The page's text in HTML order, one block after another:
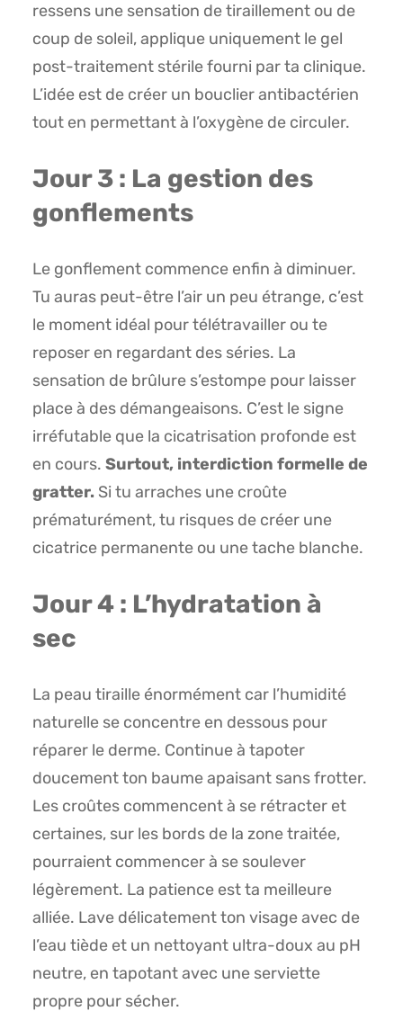
ressens une sensation de tiraillement ou de
coup de soleil, applique uniquement le gel
post-traitement stérile fourni par ta clinique.
L’idée est de créer un bouclier antibactérien
tout en permettant à l’oxygène de circuler.
Jour 3 : La gestion des
gonflements
Le gonflement commence enfin à diminuer.
Tu auras peut-être l’air un peu étrange, c’est
le moment idéal pour télétravailler ou te
reposer en regardant des séries. La
sensation de brûlure s’estompe pour laisser
place à des démangeaisons. C’est le signe
irréfutable que la cicatrisation profonde est
en cours. Surtout, interdiction formelle de
gratter. Si tu arraches une croûte
prématurément, tu risques de créer une
cicatrice permanente ou une tache blanche.
Jour 4 : L’hydratation à
sec
La peau tiraille énormément car l’humidité
naturelle se concentre en dessous pour
réparer le derme. Continue à tapoter
doucement ton baume apaisant sans frotter.
Les croûtes commencent à se rétracter et
certaines, sur les bords de la zone traitée,
pourraient commencer à se soulever
légèrement. La patience est ta meilleure
alliée. Lave délicatement ton visage avec de
l’eau tiède et un nettoyant ultra-doux au pH
neutre, en tapotant avec une serviette
propre pour sécher.